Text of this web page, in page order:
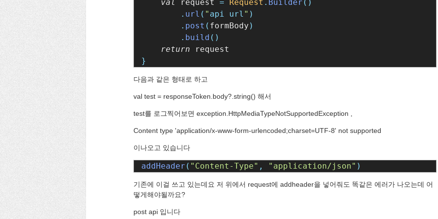
val request = Request . Builder
        .
url ( " api url "
        .
post ( formBody
        .
build
return
}
다음과 같은 형태로 하고
val test = responseToken.body?.string() 해서
test를 로그찍어보면 exception.HttpMediaTypeNotSupportedException ,
Content type 'application/x-www-form-urlencoded;charset=UTF-8' not supported
이나오고 있습니다
addHeader ( "Content-Type" , "application/json" )
기존에 이걸 쓰고 있는데요 저 위에서 request에 addheader을 넣어줘도 똑같은 에러가 나오는데 어
떻게해야될까요?
post api 입니다